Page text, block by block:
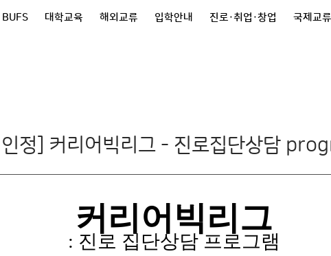
대학교육 해외교류 입학안내 진로·취업·창업 국제교
인정] 커리어빅리그 - 진로집단상담
커리어빅리그
: 진로 집단상담 프로그램